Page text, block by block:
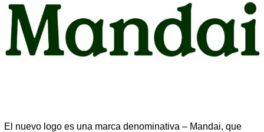
El nuevo logo es una marca denominativa – Mandai, que